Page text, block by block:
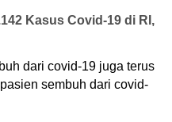
Kasus Covid-19 di RI,
dari covid-19 juga terus
sembuh dari covid-